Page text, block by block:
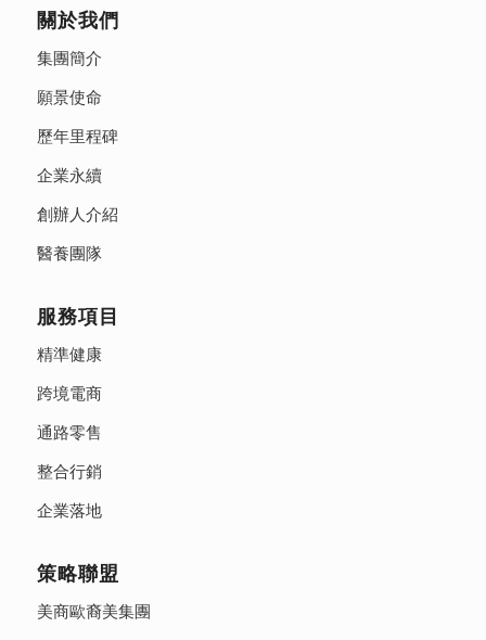
關於我們
集團簡介
願景使命
歷年里程碑
企業永續
創辦人介紹
醫養團隊
服務項目
精準健康
跨境電商
通路零售
整合行銷
企業落地
策略聯盟
美商歐裔美集團